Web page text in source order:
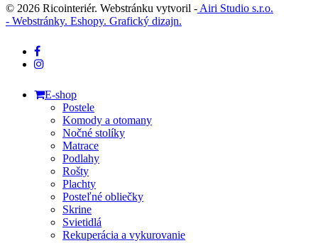
© 2026 Ricointeriér. Webstránku vytvoril - Airi Studio s.r.o.
- Webstránky. Eshopy. Grafický dizajn.
facebook
instagram
Close
E-shop
Postele
Komody a otomany
Nočné stolíky
Matrace
Podlahy
Rošty
Plachty
Posteľné obliečky
Skrine
Svietidlá
Rekuperácia a vykurovanie